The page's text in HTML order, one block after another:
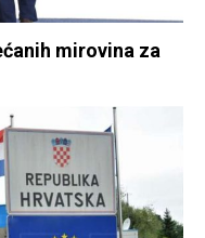
mirovina za